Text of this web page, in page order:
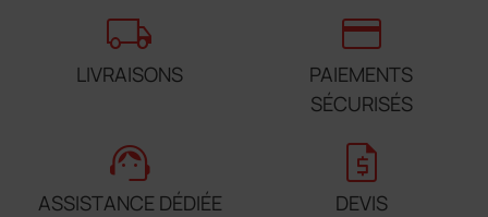
local_shipping
LIVRAISONS
credit_card
PAIEMENTS
SÉCURISÉS
support_agent
ASSISTANCE DÉDIÉE
request_quote
DEVIS